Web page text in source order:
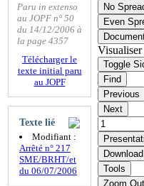
Paru in extenso
au JOPF n° 50
du 14/12/2006 à
la page 4357
Télécharger le
texte initial paru
au JOPF
Texte lié
Modifiant :
Arrêté n° 217
SME/BRHT/et
du 06/07/2006
No
Even
Visualiser
Toggle
Find
Previous
Next
Download
Tools
Zoom Out